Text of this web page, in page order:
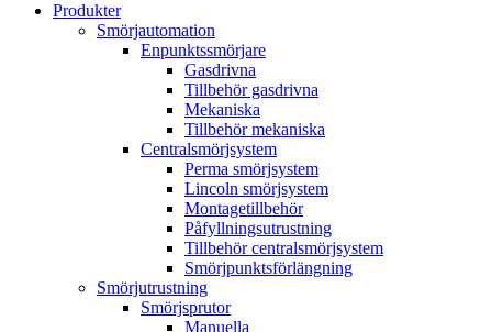
Produkter
Smörjautomation
Enpunktssmörjare
Gasdrivna
Tillbehör gasdrivna
Mekaniska
Tillbehör mekaniska
Centralsmörjsystem
Perma smörjsystem
Lincoln smörjsystem
Montagetillbehör
Påfyllningsutrustning
Tillbehör centralsmörjsystem
Smörjpunktsförlängning
Smörjutrustning
Smörjsprutor
Manuella